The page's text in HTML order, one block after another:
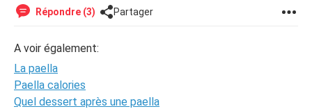
Répondre (3) Partager
A voir également:
La paella
Paella calories
Quel dessert après une paella